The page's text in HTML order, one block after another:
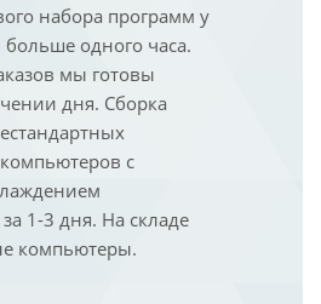
набора программ у
больше одного часа.
мы готовы
дня. Сборка
с
1-3 дня. На складе
компьютеры.